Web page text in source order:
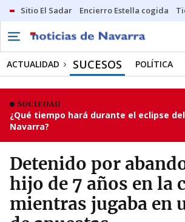
Sitio El Sadar Encierro Estella cogida
ACTUALIDAD SUCESOS POLÍTICA
SOCIEDAD
¿Qué tiempo hará durante el eclipse
Navarra?
Detenido por
hijo de 7 años en la
mientras jugaba en